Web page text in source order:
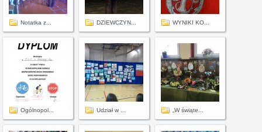
Notatka z... DZIEWCZYN... WYNIKI KO...
Ogólnopol... Udział w ... „W świąte...